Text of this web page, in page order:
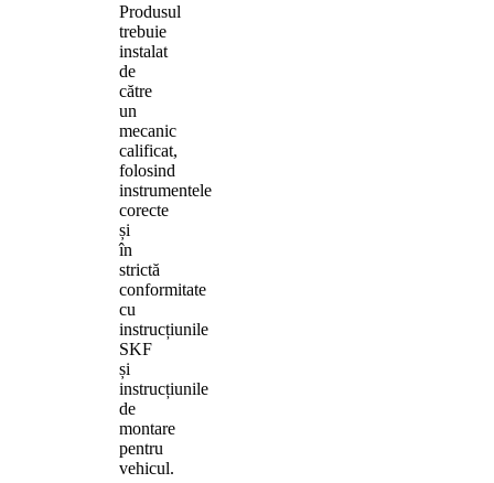
Produsul
trebuie
instalat
de
către
un
mecanic
calificat,
folosind
instrumentele
corecte
și
în
strictă
conformitate
cu
instrucțiunile
SKF
și
instrucțiunile
de
montare
pentru
vehicul.